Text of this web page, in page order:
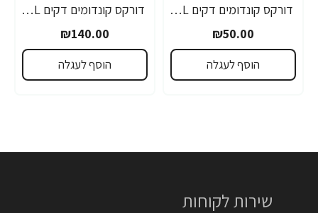
דורקס קונדומים דקים INTIMATE FEEL בתוספת חומר סיכה לתחושה אינטימית 12 יחידות - מבית DUREX
₪50.00
הוסף לעגלה
דורקס קונדומים דקים INTIMATE FEEL בתוספת חומר סיכה לתחושה אינטימית 36 יחידות - מבית DUREX
₪140.00
הוסף לעגלה
שירות לקוחות